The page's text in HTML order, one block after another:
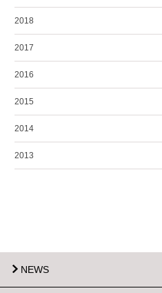
2018
2017
2016
2015
2014
2013
NEWS